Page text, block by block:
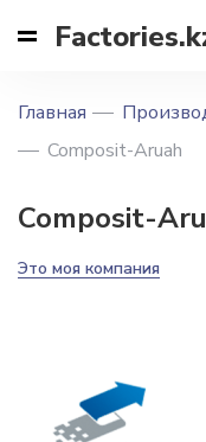
Главная
Composit-Aruah
Composit-
Это моя компания